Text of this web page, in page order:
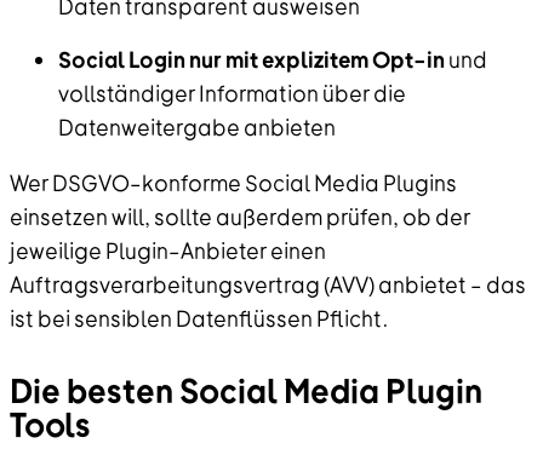
Daten transparent ausweisen
Social Login nur mit explizitem Opt–inund
vollständiger Information über die
Datenweitergabe anbieten
Wer DSGVO–konforme Social Media Plugins
einsetzen will, sollte außerdem prüfen, ob der
jeweilige Plugin–Anbieter einen
Auftragsverarbeitungsvertrag (AVV) anbietet – das
ist bei sensiblen Datenflüssen Pflicht.
Die besten Social Media Plugin
Tools